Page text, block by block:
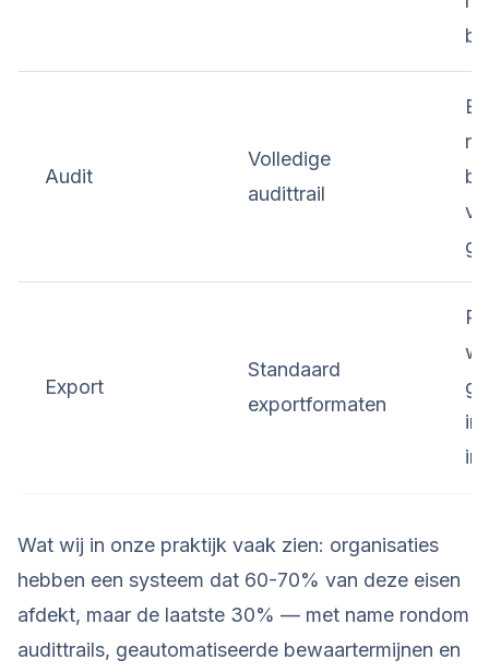
Audit
Volledige
audittrail
Export
Standaard
exportformaten
in
Wat wij in onze praktijk vaak zien: organisaties
hebben een systeem dat 60-70% van deze eisen
afdekt, maar de laatste 30% — met name rondom
audittrails, geautomatiseerde bewaartermijnen en